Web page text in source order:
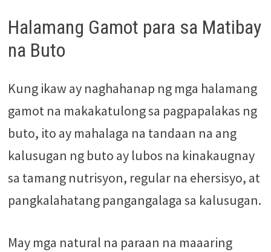
Halamang Gamot para sa Matibay
na Buto
Kung ikaw ay naghahanap ng mga halamang
gamot na makakatulong sa pagpapalakas ng
buto, ito ay mahalaga na tandaan na ang
kalusugan ng buto ay lubos na kinakaugnay
sa tamang nutrisyon, regular na ehersisyo, at
pangkalahatang pangangalaga sa kalusugan.
May mga natural na paraan na maaaring